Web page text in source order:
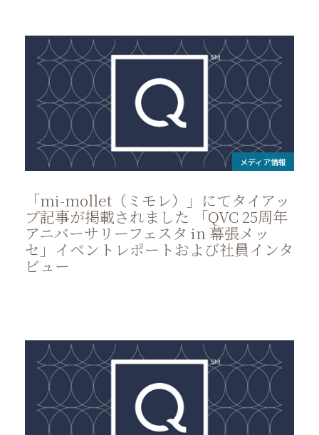
メディア情報
「mi-mollet（ミモレ）」にてタイアッ
プ記事が掲載されました 「QVC 25周年
アニバーサリーフェスタ in 幕張メッ
セ」イベントレポートおよび社員インタ
ビュー